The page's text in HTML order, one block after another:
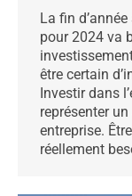
La fin
pour 2024 va
être certain
Investir dans
représenter
entreprise.
réellement